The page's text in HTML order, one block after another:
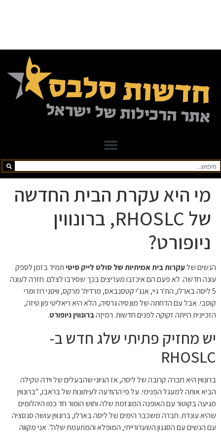
מי היא עקרת הבית החדשה
של RHOSLC, ברונווין
ניופורט?
הנשים שלעקרות בית אמיתיות של סולט לייק סיטיתמיד בזמן לספק
עונה חדשה. לא פעם הם איכזבו מעריצים בכך שסירבו לצלם. חזרה לעונה
5 ליסה בארלו, הת'ר גיי, אנג'י קטסנבאס, מרדית' מרקס, וויטני רוז ומרי
קוסבי. אבל עם הדחתה של מונסיה גרסיה, הלא היא ריאליטי פון טיזה,
הזכיינית הייתה זקוקה לפנים חדשות. רְמִיזָהברונווין ניופורט.
יש מחזיק פתיתי שלג חדש ב-
RHOSLC
ברונווין היא חברה קרובה של ליסה, אז הגיוני שהבעלים של וידה טקילה
הביא אותה למעגל הפנימי. על פי ההודעה לעיתונות של בראבו, "ברונווין
מגיעה בקוטור עם האופנה המוגזמת שלה וחוש הומור חד כמו היהלומים
שהיא עונדת. חברה משכבר הימים של ליסה בארלו, ברונווין עושה סנסציה
עם הנשים עם הסגנון השערורייתי, המופלא והמתעמת שלה". אני מקווה